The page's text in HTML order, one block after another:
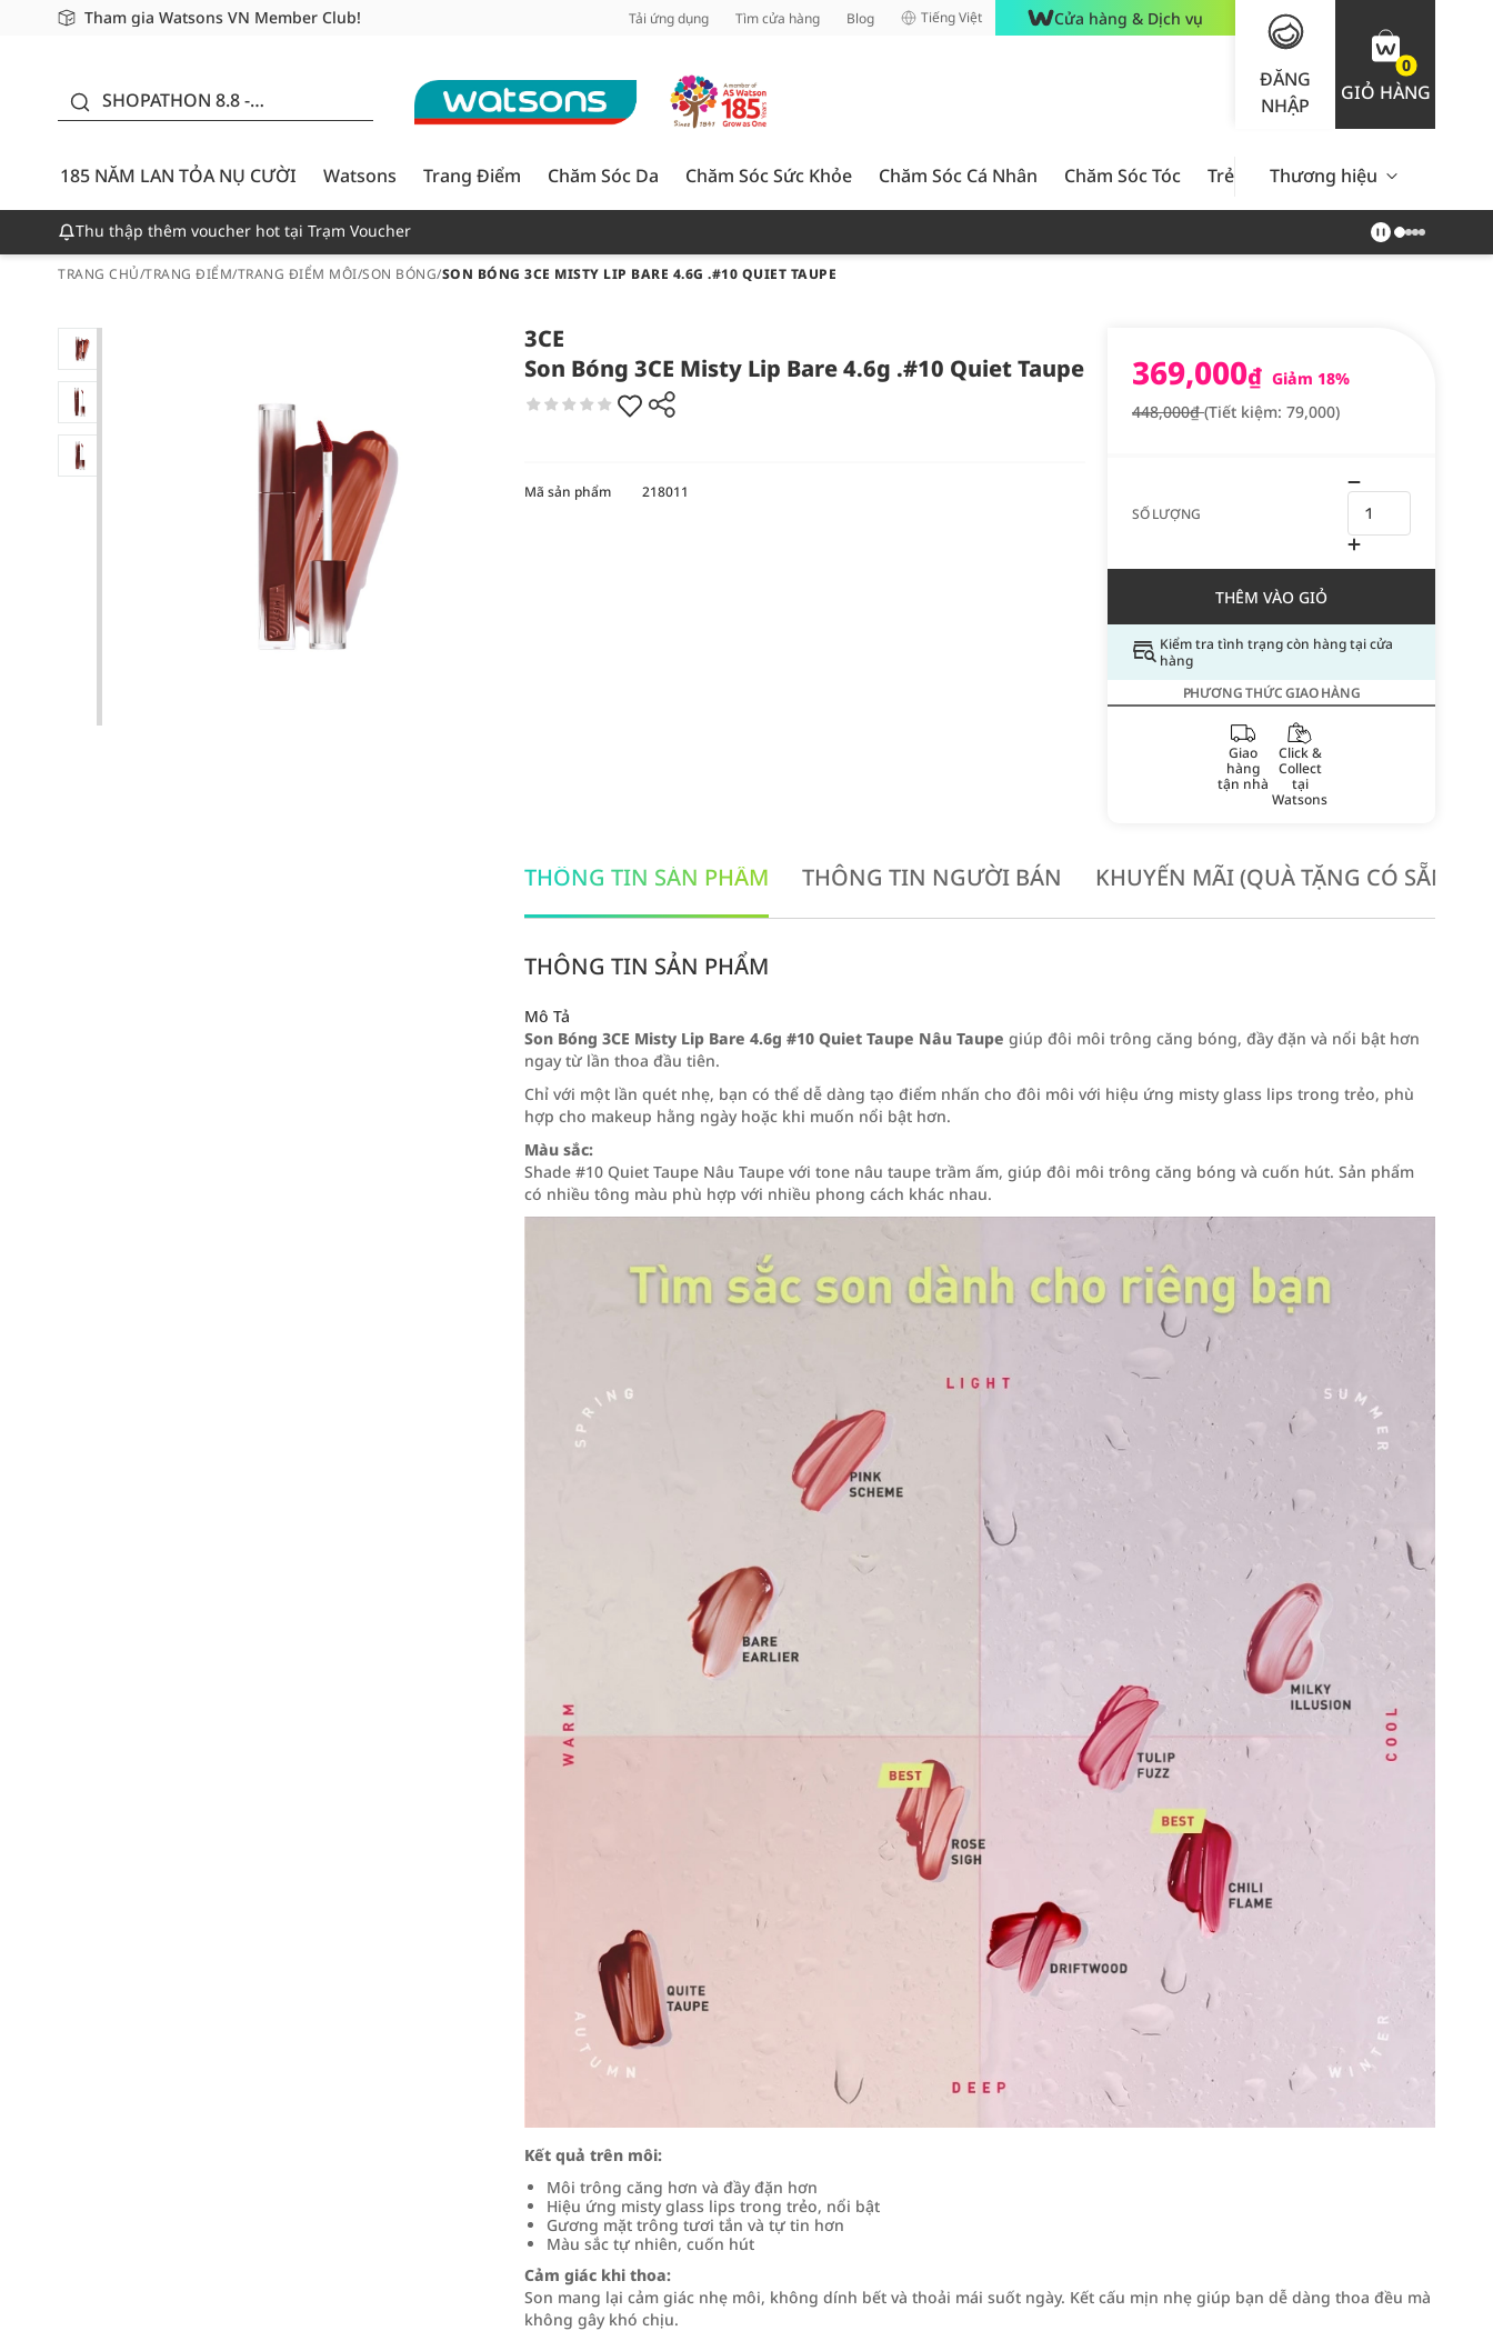
Tham gia Watsons VN Member Club!
Miễn phí giao hàng cho đơn hàng từ 249,000Đ
Giao hàng nhanh 24h - Áp dụng khu vực TP. Hồ Chí Minh Tải ứng dụng Tìm cửa hàng Blog Tiếng Việt Cửa hàng & Dịch vụ
ĐĂNG
NHẬP
0
GIỎ HÀNG
SHOPATHON 8.8 -
CƯỜI - GIẢM ĐẾN
50%
185 NĂM LAN TỎA NỤ CƯỜI
Watsons Trang Điểm Chăm Sóc Da Chăm Sóc Sức Khỏe Chăm Sóc Cá Nhân Chăm Sóc Tóc Trẻ Em Nam Giới Chăm Sóc
Thương hiệu
Thu thập thêm voucher hot tại Trạm Voucher
TRANG CHỦ/TRANG ĐIỂM/TRANG ĐIỂM MÔI/SON BÓNG/SON BÓNG 3CE MISTY LIP BARE 4.6G .#10 QUIET TAUPE
3CE
Son Bóng 3CE Misty Lip Bare 4.6g .#10 Quiet Taupe
369,000₫ Giảm 18%
448,000₫(Tiết kiệm: 79,000)
SỐ LƯỢNG
THÊM VÀO GIỎ
Kiểm tra tình trạng còn hàng tại cửa
hàng
PHƯƠNG THỨC GIAO HÀNG
Giao
hàng
tận nhà
Click &
Collect
tại
Watsons
Mã sản phẩm 218011
THÔNG TIN SẢN PHẨM THÔNG TIN NGƯỜI BÁN KHUYẾN MÃI (QUÀ TẶNG CÓ SẴN
THÔNG TIN SẢN PHẨM
Mô Tả
Son Bóng 3CE Misty Lip Bare 4.6g #10 Quiet Taupe Nâu Taupe giúp đôi môi trông căng bóng, đầy đặn và nổi bật hơn
ngay từ lần thoa đầu tiên.
Chỉ với một lần quét nhẹ, bạn có thể dễ dàng tạo điểm nhấn cho đôi môi với hiệu ứng misty glass lips trong trẻo, phù
hợp cho makeup hằng ngày hoặc khi muốn nổi bật hơn.
Màu sắc:
Shade #10 Quiet Taupe Nâu Taupe với tone nâu taupe trầm ấm, giúp đôi môi trông căng bóng và cuốn hút. Sản phẩm
có nhiều tông màu phù hợp với nhiều phong cách khác nhau.
Kết quả trên môi:
Môi trông căng hơn và đầy đặn hơn
Hiệu ứng misty glass lips trong trẻo, nổi bật
Gương mặt trông tươi tắn và tự tin hơn
Màu sắc tự nhiên, cuốn hút
Cảm giác khi thoa:
Son mang lại cảm giác nhẹ môi, không dính bết và thoải mái suốt ngày. Kết cấu mịn nhẹ giúp bạn dễ dàng thoa đều mà
không gây khó chịu.